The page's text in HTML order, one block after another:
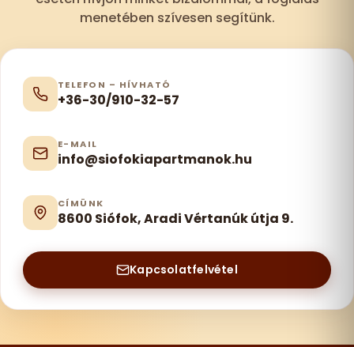
menetében szívesen segítünk.
TELEFON – HÍVHATÓ
+36-30/910-32-57
E-MAIL
info@siofokiapartmanok.hu
CÍMÜNK
8600 Siófok, Aradi Vértanúk útja 9.
Kapcsolatfelvétel